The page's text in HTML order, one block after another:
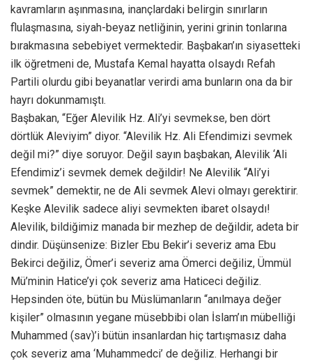
kavramların aşınmasına, inançlardaki belirgin sınırların
flulaşmasına, siyah-beyaz netliğinin, yerini grinin tonlarına
bırakmasına sebebiyet vermektedir. Başbakan’ın siyasetteki
ilk öğretmeni de, Mustafa Kemal hayatta olsaydı Refah
Partili olurdu gibi beyanatlar verirdi ama bunların ona da bir
hayrı dokunmamıştı.
Başbakan, “Eğer Alevilik Hz. Ali’yi sevmekse, ben dört
dörtlük Aleviyim” diyor. “Alevilik Hz. Ali Efendimizi sevmek
değil mi?” diye soruyor. Değil sayın başbakan, Alevilik ‘Ali
Efendimiz’i sevmek demek değildir! Ne Alevilik “Ali’yi
sevmek” demektir, ne de Ali sevmek Alevi olmayı gerektirir.
Keşke Alevilik sadece aliyi sevmekten ibaret olsaydı!
Alevilik, bildiğimiz manada bir mezhep de değildir, adeta bir
dindir. Düşünsenize: Bizler Ebu Bekir’i severiz ama Ebu
Bekirci değiliz, Ömer’i severiz ama Ömerci değiliz, Ümmül
Mü’minin Hatice’yi çok severiz ama Haticeci değiliz.
Hepsinden öte, bütün bu Müslümanların “anılmaya değer
kişiler” olmasının yegane müsebbibi olan İslam’ın mübelliği
Muhammed (sav)’i bütün insanlardan hiç tartışmasız daha
çok severiz ama ‘Muhammedci’ de değiliz. Herhangi bir